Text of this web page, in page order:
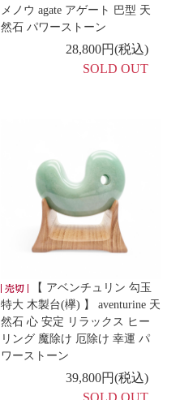
メノウ agate アゲート 巴型 天
然石 パワーストーン
28,800円(税込)
SOLD OUT
【 アベンチュリン 勾玉
特大 木製台(欅) 】 aventurine 天
然石 心 安定 リラックス ヒー
リング 魔除け 厄除け 幸運 パ
ワーストーン
39,800円(税込)
SOLD OUT